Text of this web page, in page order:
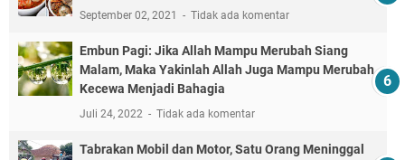
September 02, 2021 Tidak ada komentar
Embun Pagi: Jika Allah Mampu Merubah Siang
Malam, Maka Yakinlah Allah Juga Mampu Merubah
Kecewa Menjadi Bahagia
Juli 24, 2022 Tidak ada komentar
Tabrakan Mobil dan Motor, Satu Orang Meninggal